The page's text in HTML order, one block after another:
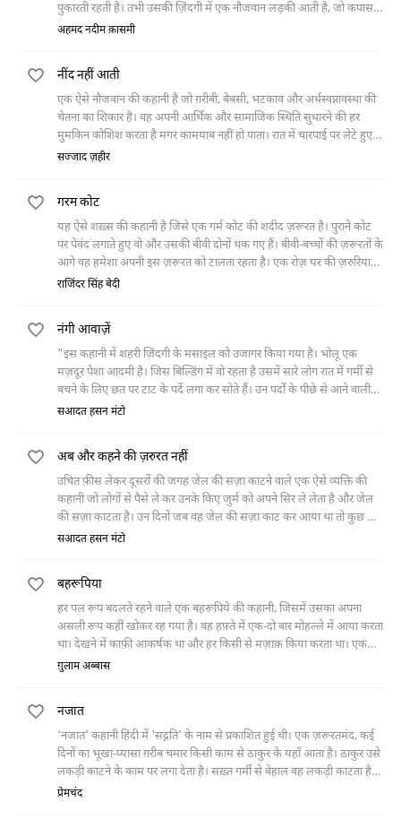
पुकारती रहती है। तभी उसकी ज़िंदगी में एक नौजवान लड़की आती है, जो कपास
के फूल की तरह नर्म और नाजु़क है। वह उसका ख़्याल रखती है और यक़ीन दिलाती
मसल दिया जाता है।
अहमद नदीम क़ासमी
नींद नहीं आती
एक ऐसे नौजवान की कहानी है जो ग़रीबी, बेबसी, भटकाव और अर्धस्वप्नावस्था की
चेतना का शिकार है। वह अपनी आर्थिक और सामाजिक स्थिति सुधारने की हर
मुमकिन कोशिश करता है मगर कामयाब नहीं हो पाता। रात में चारपाई पर लेटे हुए
मच्छरों की भिनभिनाहट और कुत्तों के भौंकने की आवाज़ सुनता हुआ वह अपनी
सज्जाद ज़हीर
गरम कोट
यह ऐसे शख़्स की कहानी है जिसे एक गर्म कोट की शदीद ज़रूरत है। पुराने कोट
पर पेवंद लगाते हुए वो और उसकी बीवी दोनों थक गए हैं। बीवी-बच्चों की ज़रूरतों के
आगे वह हमेशा अपनी इस ज़रूरत को टालता रहता है। एक रोज़ घर की ज़रुरियात
लिस्ट बनाकर वह बाज़ार जाता है तो पता चलता है कि जेब में रखा दस का नोट कहीं
भेजता है। बीवी अपनी और बच्चों की ज़रूरत का सामान लाने की बजाये शौहर के
लिए गर्म कोट का कपड़ा ले आती है।
राजिंदर सिंह बेदी
नंगी आवाज़ें
"इस कहानी में शहरी ज़िंदगी के मसाइल को उजागर किया गया है। भोलू एक
मज़दूर पेशा आदमी है। जिस बिल्डिंग में वो रहता है उसमें सारे लोग रात में गर्मी से
बचने के लिए छत पर टाट के पर्दे लगा कर सोते हैं। उन पर्दों के पीछे से आने वाली
मुख्तलिफ़ आवाज़ें उसके अंदर जिन्सी हैजान पैदा करती हैं और वो शादी कर लेता
बीवी की ये बात उस तक पहुँचती है कि उसके अंदर कुछ कमी है तो उसका
मानसिक संतुलन बिगड़ जाता है और फिर वो जहाँ टाट का पर्दा देखता है उखाड़ना
शुरू कर देता है।"
सआदत हसन मंटो
अब और कहने की ज़रुरत नहीं
उचित फ़ीस लेकर दूसरों की जगह जेल की सज़ा काटने वाले एक ऐसे व्यक्ति की
कहानी जो लोगों से पैसे ले कर उनके किए जुर्म को अपने सिर ले लेता है और जेल
की सज़ा काटता है। उन दिनों जब वह जेल की सज़ा काट कर आया था तो कुछ ही
दिनों बाद उसकी माँ की मौत हो गई थी। उस वक़्त उसके पास इतने भी पैसे नहीं थे
करता है। जब वह सेठ से बात तय कर के अपने घर लौटता है तो सेठ की बेटी उसके
आने से पहले ही उसकी माँ के कफ़न-दफ़न का इंतज़ाम कर चुकी होती है।
सआदत हसन मंटो
बहरूपिया
हर पल रूप बदलते रहने वाले एक बहरूपिये की कहानी, जिसमें उसका अपना
असली रूप कहीं खोकर रह गया है। वह हफ़्ते में एक-दो बार मोहल्ले में आया करता
था। देखने में काफ़ी आकर्षक था और हर किसी से मज़ाक़ किया करता था। एक
दिन एक छोटे लड़के ने उसे देखा तो वह उससे ख़ासा प्रभावित हुआ और फिर अपने
ग़ुलाम अब्बास
नजात
‘नजात’ कहानी हिंदी में 'सद्गति' के नाम से प्रकाशित हुई थी। एक ज़रूरतमंद, कई
दिनों का भूखा-प्यासा ग़रीब चमार किसी काम से ठाकुर के यहाँ आता है। ठाकुर उसे
लकड़ी काटने के काम पर लगा देता है। सख़्त गर्मी से बेहाल वह लकड़ी काटता है
और अपनी थकान मिटाने के लिए बीच-बीच में चिलम पीता रहता है। लेकिन काम
प्रेमचंद